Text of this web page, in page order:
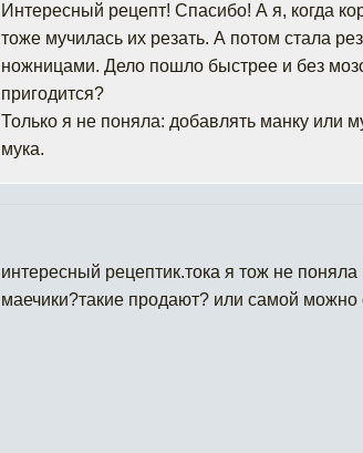
Интересный рецепт! Спасибо! А я, когда
тоже мучилась их резать. А потом стала
ножницами. Дело пошло быстрее и без
пригодится?
Только я не поняла: добавлять манку или
мука.
интересный рецептик.тока я тож не поняла
маечики?такие продают? или самой можно